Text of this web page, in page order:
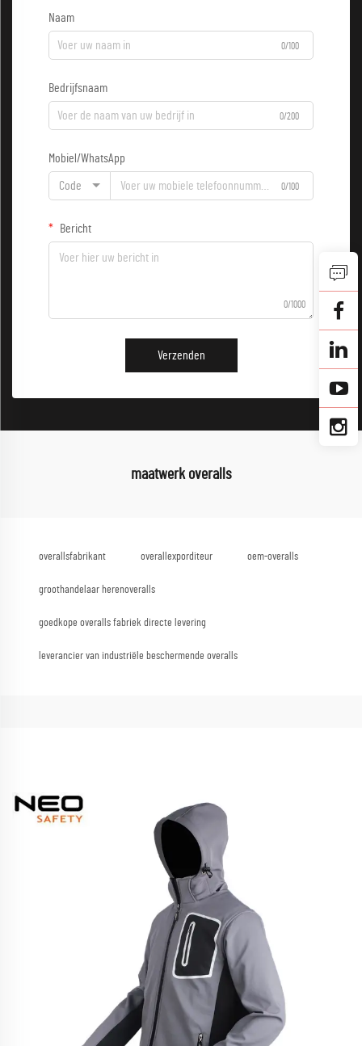
Naam
0/100
Bedrijfsnaam
0/200
Mobiel/WhatsApp
Code 0/100
Bericht
0/1000
Verzenden
maatwerk overalls
overallsfabrikant overallexporditeur oem-overalls
groothandelaar herenoveralls
goedkope overalls fabriek directe levering
leverancier van industriële beschermende overalls